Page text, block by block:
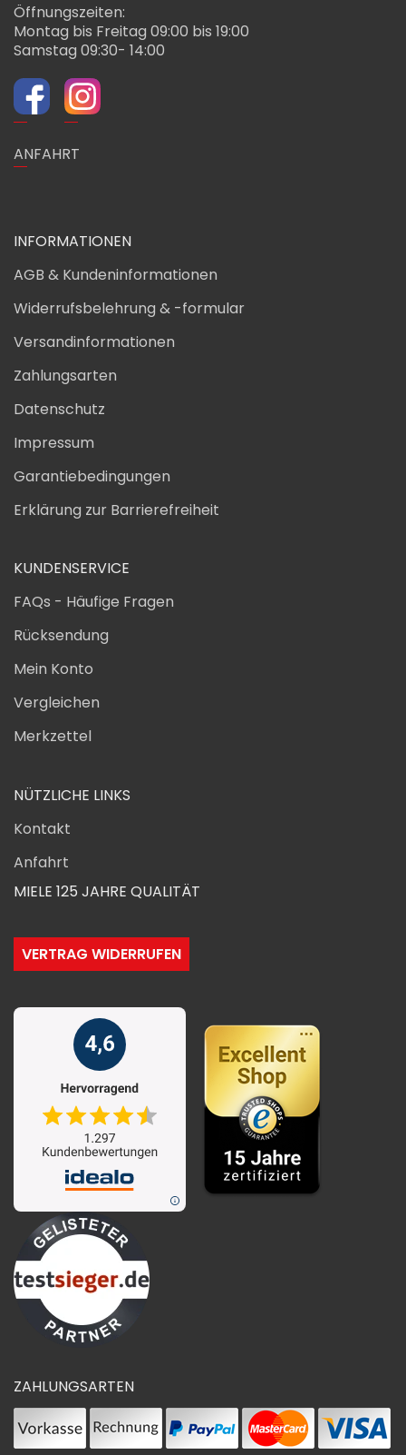
Öffnungszeiten:
Montag bis Freitag 09:00 bis 19:00
Samstag 09:30- 14:00
ANFAHRT
INFORMATIONEN
AGB & Kundeninformationen
Widerrufsbelehrung & -formular
Versandinformationen
Zahlungsarten
Datenschutz
Impressum
Garantiebedingungen
Erklärung zur Barrierefreiheit
KUNDENSERVICE
FAQs - Häufige Fragen
Rücksendung
Mein Konto
Vergleichen
Merkzettel
NÜTZLICHE LINKS
Kontakt
Anfahrt
MIELE 125 JAHRE QUALITÄT
VERTRAG WIDERRUFEN
ZAHLUNGSARTEN